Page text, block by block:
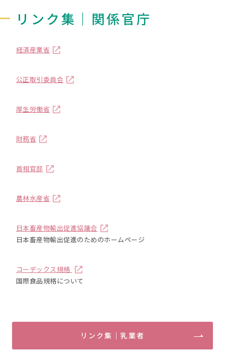
リンク集｜関係官庁
経済産業省
公正取引委員会
厚生労働省
財務省
首相官邸
農林水産省
日本畜産物輸出促進協議会
日本畜産物輸出促進のためのホームページ
コーデックス規格
国際食品規格について
リンク集｜乳業者